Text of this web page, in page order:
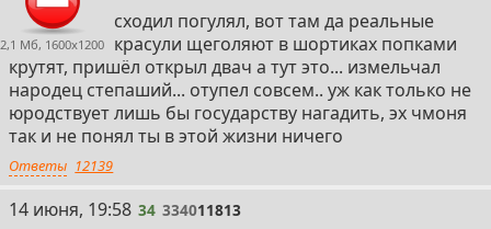
2,1 Мб, 1600x1200
сходил погулял, вот там да реальные
красули щеголяют в шортиках попками
крутят, пришёл открыл двач а тут это... измельчал
народец степаший... отупел совсем.. уж как только не
юродствует лишь бы государству нагадить, эх чмоня
так и не понял ты в этой жизни ничего
Ответы 12139
34
14 июня, 19:58 34 334011813